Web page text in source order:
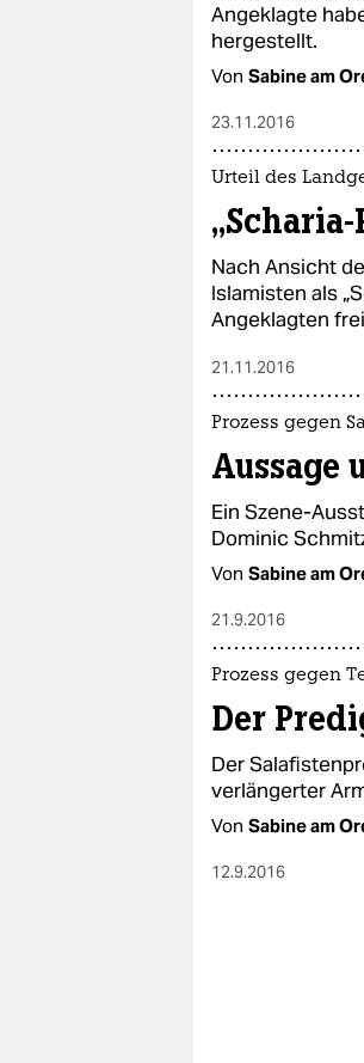
Angeklagte
hergestellt.
Von Sabine am
23.11.2016
Urteil des
Nach Ansicht
Islamisten als
Angeklagten
21.11.2016
Prozess gegen
Aussage
Ein Szene-
Dominic
Von Sabine am
21.9.2016
Prozess gegen
Der
Der
verlängerter
Von Sabine am
12.9.2016